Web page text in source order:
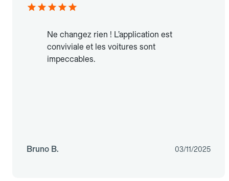
Ne changez rien ! L’application est
conviviale et les voitures sont
impeccables.
Bruno B. 03/11/2025